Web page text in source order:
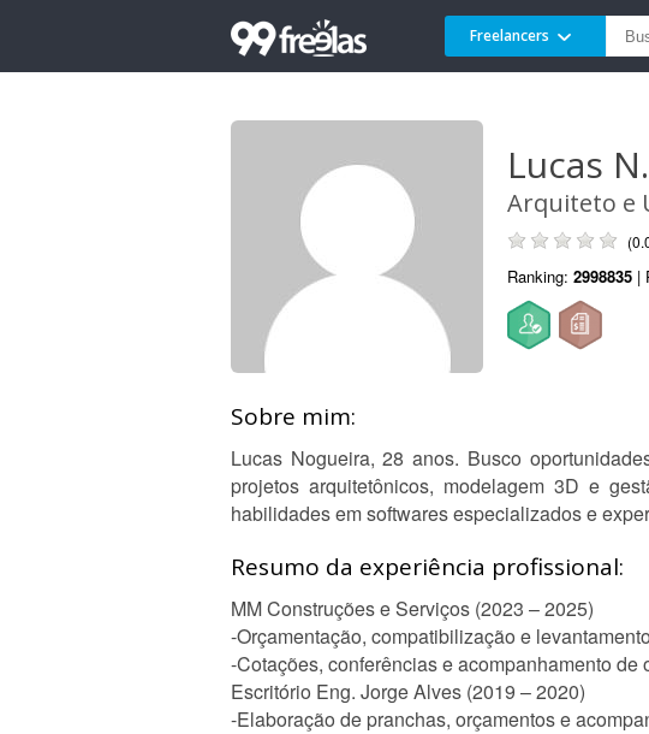
Freelancers
Lucas N.
Arquiteto e
Ranking: 2998835 |
Sobre mim:
Lucas Nogueira, 28 anos. Busco
projetos arquitetônicos, modelagem 3D e
habilidades em softwares especializados e
Resumo da experiência profissional:
MM Construções e Serviços (2023 – 2025)
-Orçamentação, compatibilização e
-Cotações, conferências e acompanhamento de
Escritório Eng. Jorge Alves (2019 – 2020)
-Elaboração de pranchas, orçamentos e